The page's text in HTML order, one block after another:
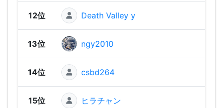
12位 Death Valley y
13位 ngy2010
14位 csbd264
15位 ヒラチャン